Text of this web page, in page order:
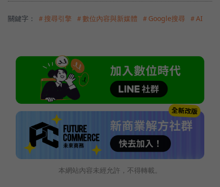
關鍵字： ＃搜尋引擎 ＃數位內容與新媒體 ＃Google搜尋 ＃AI
本網站內容未經允許，不得轉載。